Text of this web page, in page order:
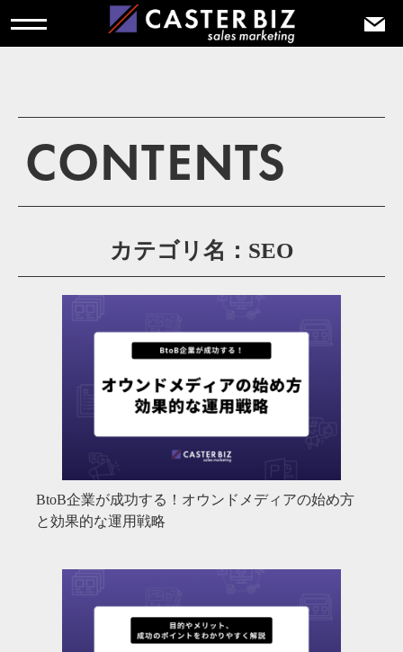
CONTENTS
カテゴリ名：SEO
BtoB企業が成功する！オウンドメディアの始め方
と効果的な運用戦略